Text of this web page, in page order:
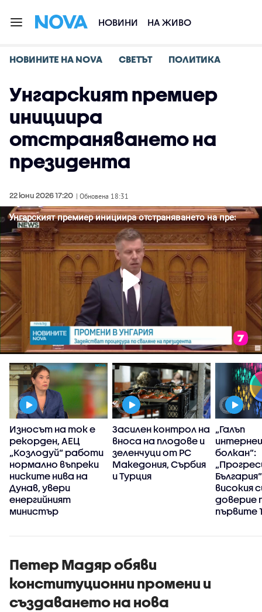
НОВИНИ НА ЖИВО
НОВИНИТЕ НА NOVA СВЕТЪТ ПОЛИТИКА
Унгарският премиер
инициира
отстраняването на
президента
22 юни 2026 17:20 | Обновена 18:31
Износът на ток е
рекорден, АЕЦ
„Козлодуй“ работи
нормално въпреки
ниските нива на
Дунав, увери
енергийният
министър
Засилен контрол на
вноса на плодове и
зеленчуци от РС
Македония, Сърбия
и Турция
„Галъп
болкан“:
високия
доверие
първите
Петер Мадяр обяви
конституционни промени и
създаването на нова